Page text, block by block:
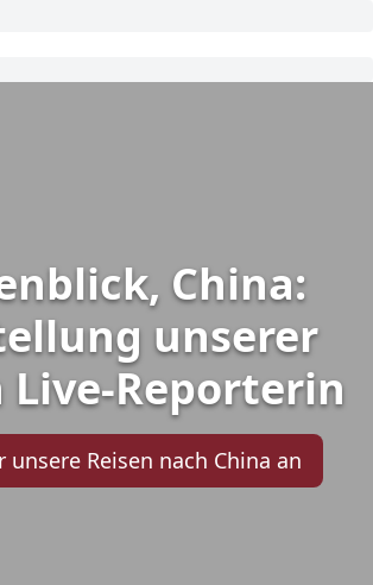
China:
unserer
Live-Reporterin
unsere Reisen nach China an